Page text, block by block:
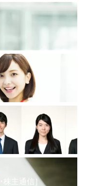
株主通信］